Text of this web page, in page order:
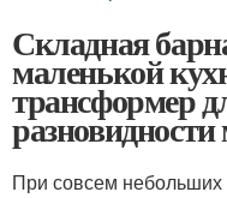
Складная
маленькой
трансформер
разновидности
При совсем